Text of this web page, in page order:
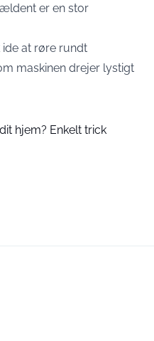
er en stor
ide at røre rundt
maskinen drejer lystigt
hjem? Enkelt trick